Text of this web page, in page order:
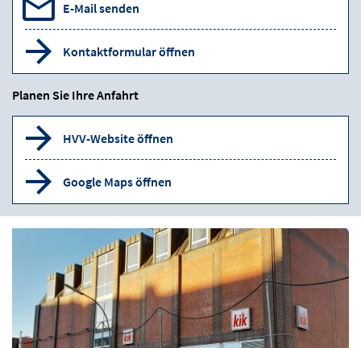
E-Mail senden
Kontaktformular öffnen
Planen Sie Ihre Anfahrt
HVV-Website öffnen
Google Maps öffnen